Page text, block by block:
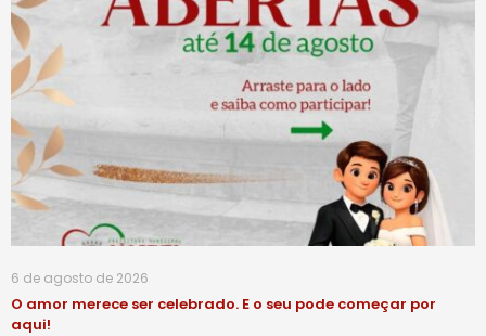
6 de agosto de 2026
O amor merece ser celebrado. E o seu pode começar por
aqui!